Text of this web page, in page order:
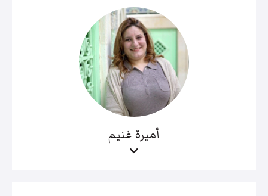
أميرة غنيم